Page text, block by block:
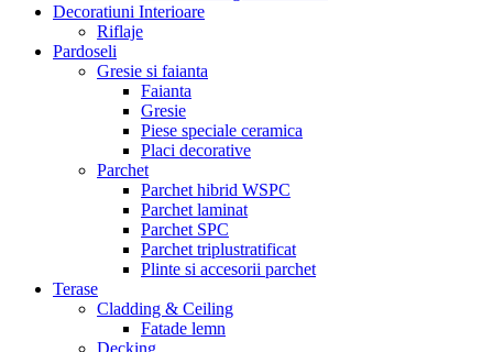
Decoratiuni Interioare
Riflaje
Pardoseli
Gresie si faianta
Faianta
Gresie
Piese speciale ceramica
Placi decorative
Parchet
Parchet hibrid WSPC
Parchet laminat
Parchet SPC
Parchet triplustratificat
Plinte si accesorii parchet
Terase
Cladding & Ceiling
Fatade lemn
Decking